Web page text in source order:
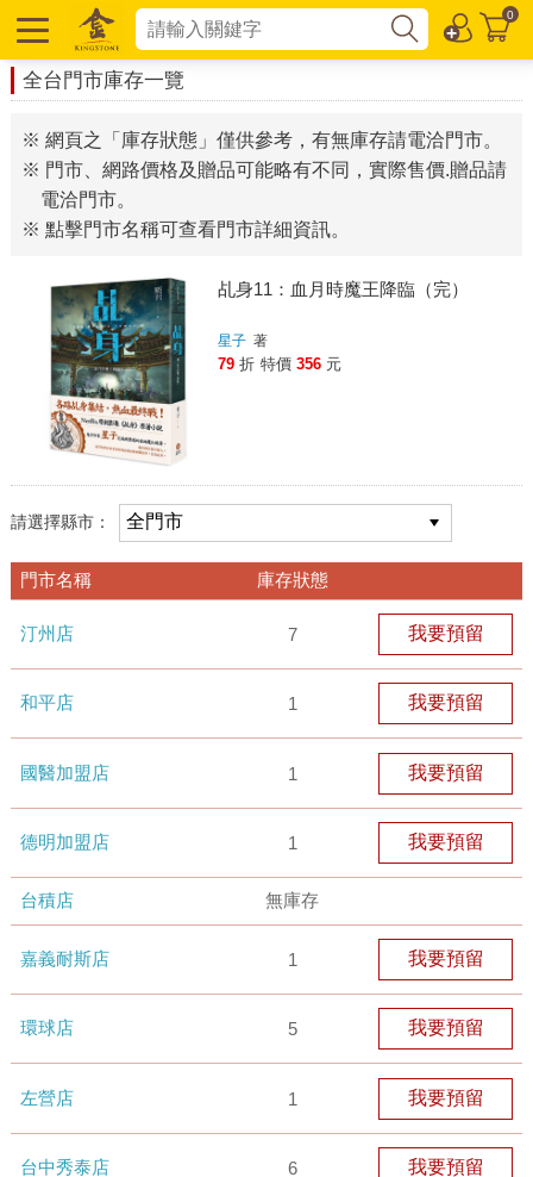
0
全台門市庫存一覽
※ 網頁之「庫存狀態」僅供參考，有無庫存請電洽門市。
※ 門市、網路價格及贈品可能略有不同，實際售價.贈品請
電洽門市。
※ 點擊門市名稱可查看門市詳細資訊。
乩身11：血月時魔王降臨（完）
星子 著
79 折 特價 356 元
請選擇縣市：
門市名稱 庫存狀態
汀州店 7 我要預留
和平店 1 我要預留
國醫加盟店 1 我要預留
德明加盟店 1 我要預留
台積店 無庫存
嘉義耐斯店 1 我要預留
環球店 5 我要預留
左營店 1 我要預留
台中秀泰店 6 我要預留